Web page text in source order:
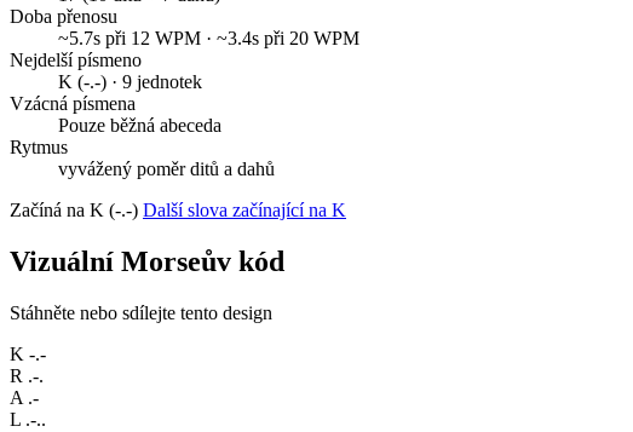
Doba přenosu
~5.7s při 12 WPM · ~3.4s při 20 WPM
Nejdelší písmeno
K (-.-) · 9 jednotek
Vzácná písmena
Pouze běžná abeceda
Rytmus
vyvážený poměr ditů a dahů
Začíná na K (-.-) Další slova začínající na K
Vizuální Morseův kód
Stáhněte nebo sdílejte tento design
K -.-
R .-.
A .-
L .-..